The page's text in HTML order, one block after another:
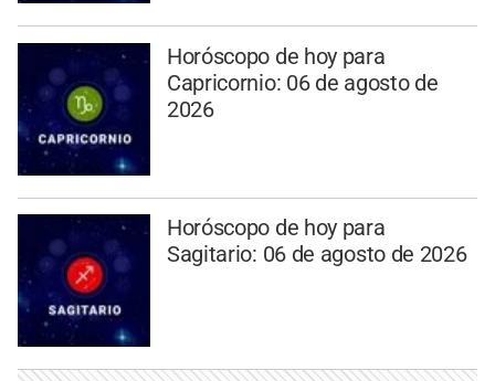
Horóscopo de hoy para
Capricornio: 06 de agosto de
2026
Horóscopo de hoy para
Sagitario: 06 de agosto de 2026